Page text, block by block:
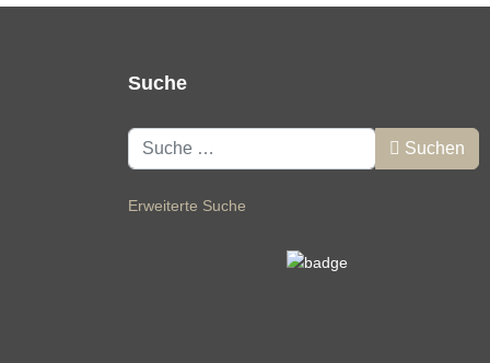
Suche
Suchen Suchen
Erweiterte Suche